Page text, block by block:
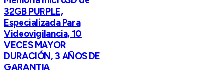
32GB PURPLE,
Especializada Para
Videovigilancia, 10
VECES MAYOR
DURACIÓN, 3 AÑOS DE
GARANTIA